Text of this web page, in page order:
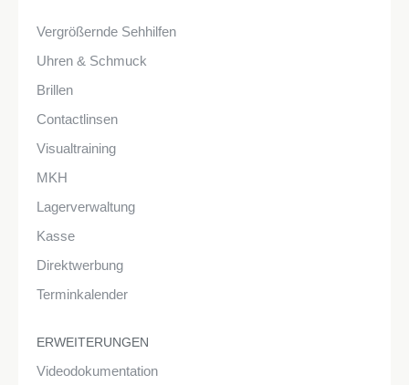
Vergrößernde Sehhilfen
Uhren & Schmuck
Brillen
Contactlinsen
Visualtraining
MKH
Lagerverwaltung
Kasse
Direktwerbung
Terminkalender
ERWEITERUNGEN
Videodokumentation